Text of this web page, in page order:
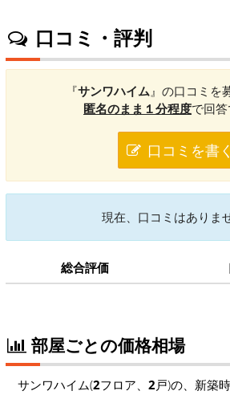
口コミ・評判
『サンワハイム 』の口コミを
匿名のまま１分程度で回
口コミを書く
現在、口コミはありませ
総合評価
部屋ごとの価格相場
サンワハイム(2フロア、 2戸)の、新築